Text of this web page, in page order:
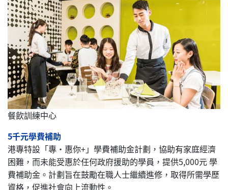
餐飲訓練中心
5千元學費補助
港專特設「專‧惠你+」學費補助金計劃，協助有家庭經濟
困難，而未能受惠於任何政府援助的學員，提供5,000元 學
費補助金。計劃旨在鼓勵在職人士繼續進修，取得所需學歷
資格，促進社會向上流動性。